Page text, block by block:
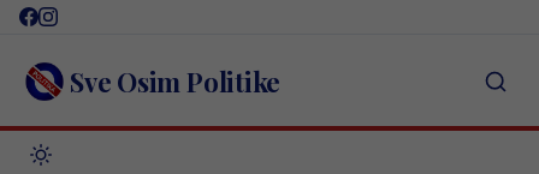
Skip
content Sve Osim Politike